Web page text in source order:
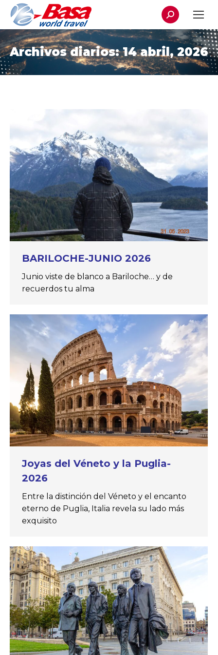
Buscar:
Archivos diarios:14 abril, 2026
BARILOCHE-JUNIO 2026
Junio viste de blanco a Bariloche… y de
recuerdos tu alma
Joyas del Véneto y la Puglia-
2026
Entre la distinción del Véneto y el encanto
eterno de Puglia, Italia revela su lado más
exquisito